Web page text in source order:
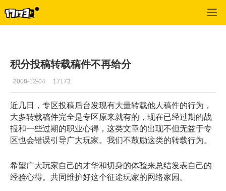
积分投稿转载稿件不再给分
2008-12-04 17173
近几日，专区投稿后台发现有大量转载他人稿件的行为，
大多转载稿件完全是专区原来就有的，现在已经过期的战
报和一些过期的职业心得，这类文章的出现不但无益于专
区也会错误引导广大玩家。我们不鼓励这类的转载行为。
希望广大玩家自己的才华和切身的体验来总结发表自己的
经验心得。共同维护好这个征途玩家的网络家园。